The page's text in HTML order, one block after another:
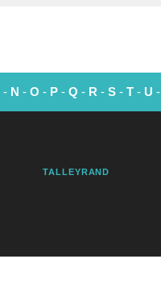
- N - O - P - Q - R - S - T - U -
TALLEYRAND